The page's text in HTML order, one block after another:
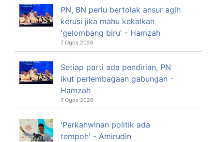
PN, BN perlu bertolak ansur agih
kerusi jika mahu kekalkan
'gelombang biru' - Hamzah
7 Ogos 2026
Setiap parti ada pendirian, PN
ikut perlembagaan gabungan -
Hamzah
7 Ogos 2026
'Perkahwinan politik ada
tempoh' - Amirudin